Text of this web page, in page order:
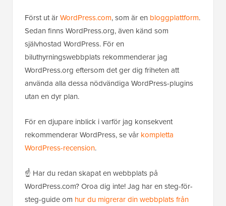
Först ut ärWordPress.com, som är en bloggplattform.
Sedan finns WordPress.org, även känd som
självhostad WordPress. För en
biluthyrningswebbplats rekommenderar jag
WordPress.org eftersom det ger dig friheten att
använda alla dessa nödvändiga WordPress-plugins
utan en dyr plan.
För en djupare inblick i varför jag konsekvent
rekommenderar WordPress, se vår kompletta
WordPress-recension.
☝ Har du redan skapat en webbplats på
WordPress.com? Oroa dig inte! Jag har en steg-för-
steg-guide om hur du migrerar din webbplats från